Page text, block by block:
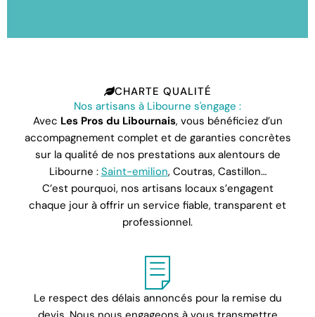
CHARTE QUALITÉ
Nos artisans à Libourne s'engage :
Avec Les Pros du Libournais, vous bénéficiez d’un
accompagnement complet et de garanties concrètes
sur la qualité de nos prestations aux alentours de
Libourne : Saint-emilion, Coutras, Castillon…
C’est pourquoi, nos artisans locaux s’engagent
chaque jour à offrir un service fiable, transparent et
professionnel.
Le respect des délais annoncés pour la remise du